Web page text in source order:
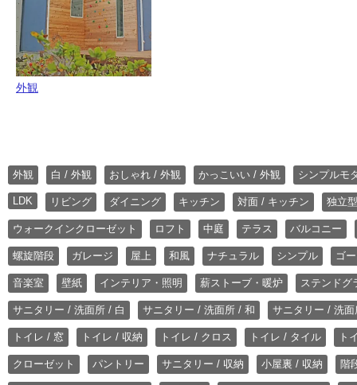
外観
外観 白 / 外観 おしゃれ / 外観 かっこいい / 外観 シンプルモ
LDK リビング ダイニング キッチン 対面 / キッチン 独立
ウォークインクローゼット ロフト 中庭 テラス バルコニー
螺旋階段 ガレージ 屋上 和風 ナチュラル シンプル ゴ
音楽室 壁紙 インテリア・照明 薪ストーブ・暖炉 ステンドグ
サニタリー / 洗面所 / 白 サニタリー / 洗面所 / 和 サニタリー / 洗
トイレ / 窓 トイレ / 収納 トイレ / クロス トイレ / タイル ト
クローゼット パントリー サニタリー / 収納 小屋裏 / 収納 階